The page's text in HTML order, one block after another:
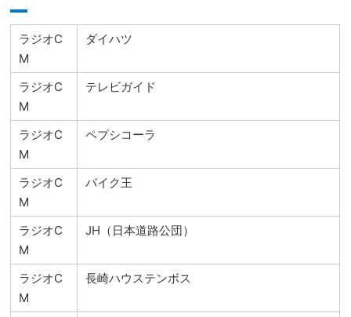
ラジオC
M
ダイハツ
ラジオC
M
テレビガイド
ラジオC
M
ペプシコーラ
ラジオC
M
バイク王
ラジオC
M
JH（日本道路公団）
ラジオC
M
長崎ハウステンボス